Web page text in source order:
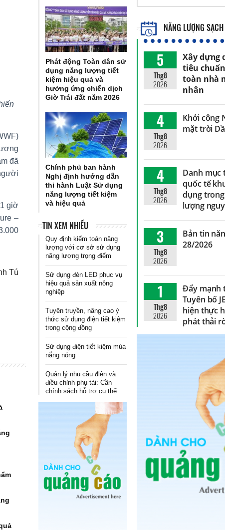
đã
giờ
–
Tú
Phát động Toàn dân sử
dụng năng lượng tiết
kiệm hiệu quả và
hưởng ứng chiến dịch
Giờ Trái đất năm 2026
Chính phủ ban hành
Nghị định hướng dẫn
thi hành Luật Sử dụng
năng lượng tiết kiệm
và hiệu quả
TIN XEM NHIỀU
Quy định kiểm toán năng
lượng với cơ sở sử dụng
năng lượng trọng điểm
Sử dụng đèn LED phục vụ
hiệu quả sản xuất nông
nghiệp
Tuyên truyền, nâng cao ý
thức sử dụng điện tiết kiệm
trong cộng đồng
Sử dụng điện tiết kiệm mùa
nắng nóng
Quản lý nhu cầu điện và
điều chỉnh phụ tải: Cần
chính sách hỗ trợ cụ thể
NĂNG LƯỢNG SẠCH
5
Thg8
2026
Xây dựng
tiêu
toàn nhà
nhân
4
Thg8
2026
Khởi công
mặt trời
4
Thg8
2026
Danh mục
quốc tế
dụng
lượng
3
Thg8
2026
Bản tin
28/2026
1
Thg8
2026
Đẩy mạnh
Tuyên bố
hiện thực
phát thải